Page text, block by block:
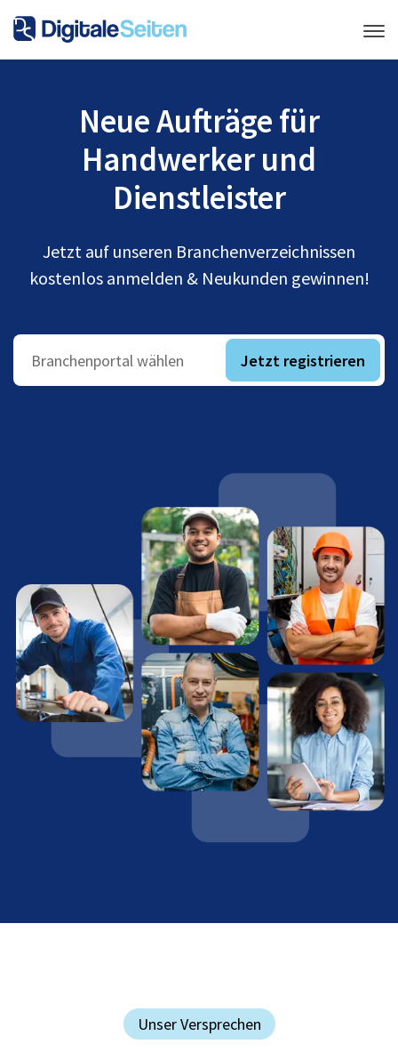
Neue Aufträge für
Handwerker und
Dienstleister
Jetzt auf unseren Branchenverzeichnissen
kostenlos anmelden & Neukunden gewinnen!
Branchenportal wählen Jetzt registrieren
Unser Versprechen